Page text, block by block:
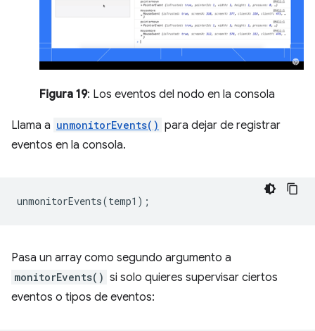
Figura 19: Los eventos del nodo en la consola
Llama a unmonitorEvents() para dejar de registrar
eventos en la consola.
unmonitorEvents(temp1 );
Pasa un array como segundo argumento a
monitorEvents() si solo quieres supervisar ciertos
eventos o tipos de eventos: